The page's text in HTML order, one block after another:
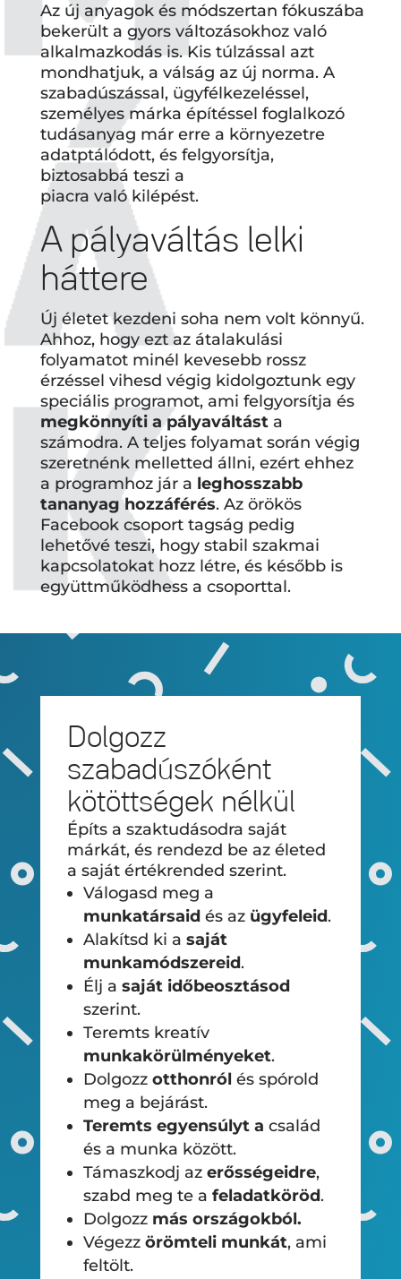
Az új anyagok és módszertan fókuszába
bekerült a gyors változásokhoz való
alkalmazkodás is. Kis túlzással azt
mondhatjuk, a válság az új norma. A
szabadúszással, ügyfélkezeléssel,
személyes márka építéssel foglalkozó
tudásanyag már erre a környezetre
adatptálódott, és felgyorsítja,
biztosabbá teszi a
piacra való kilépést.
A pályaváltás lelki
háttere
Új életet kezdeni soha nem volt könnyű.
Ahhoz, hogy ezt az átalakulási
folyamatot minél kevesebb rossz
érzéssel vihesd végig kidolgoztunk egy
speciális programot, ami felgyorsítja és
megkönnyíti a pályaváltást a
számodra. A teljes folyamat során végig
szeretnénk melletted állni, ezért ehhez
a programhoz jár a leghosszabb
tananyag hozzáférés. Az örökös
Facebook csoport tagság pedig
lehetővé teszi, hogy stabil szakmai
kapcsolatokat hozz létre, és később is
együttműködhess a csoporttal.
Dolgozz
szabadúszóként
kötöttségek nélkül
Építs a szaktudásodra saját
márkát, és rendezd be az életed
a saját értékrended szerint.
Válogasd meg a
munkatársaid és az ügyfeleid.
Alakítsd ki a saját
munkamódszereid.
Élj a saját időbeosztásod
szerint.
Teremts kreatív
munkakörülményeket.
Dolgozz otthonról és spórold
meg a bejárást.
Teremts egyensúlyt a család
és a munka között.
Támaszkodj az erősségeidre,
szabd meg te a feladatköröd.
Dolgozzmás országokból.
Végezzörömteli munkát, ami
feltölt.